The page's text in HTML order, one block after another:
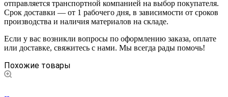
отправляется транспортной компанией на выбор покупателя.
Срок доставки — от 1 рабочего дня, в зависимости от сроков
производства и наличия материалов на складе.
Если у вас возникли вопросы по оформлению заказа, оплате
или доставке, свяжитесь с нами. Мы всегда рады помочь!
Похожие товары